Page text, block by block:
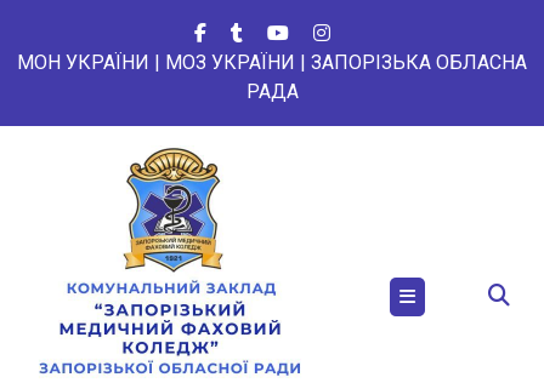
вмісту
МОН УКРАЇНИ | МОЗ УКРАЇНИ | ЗАПОРІЗЬКА ОБЛАСНА
РАДА